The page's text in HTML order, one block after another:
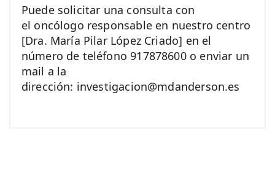
Puede solicitar una consulta con
el oncólogo responsable en nuestro centro
[Dra. María Pilar López Criado] en el
número de teléfono 917878600 o enviar un
mail a la
dirección: investigacion@mdanderson.es